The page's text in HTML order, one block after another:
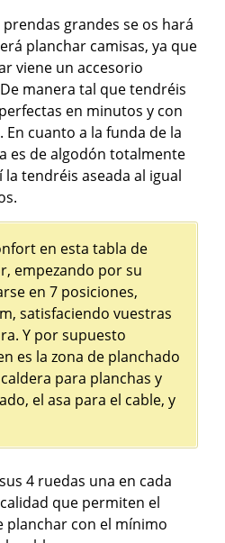
grandes se os hará
planchar camisas, ya que
viene un accesorio
manera tal que tendréis
en minutos y con
cuanto a la funda de la
es de algodón totalmente
tendréis aseada al igual
en esta tabla de
empezando por su
en 7 posiciones,
satisfaciendo vuestras
Y por supuesto
es la zona de planchado
para planchas y
el asa para el cable, y
4 ruedas una en cada
que permiten el
planchar con el mínimo